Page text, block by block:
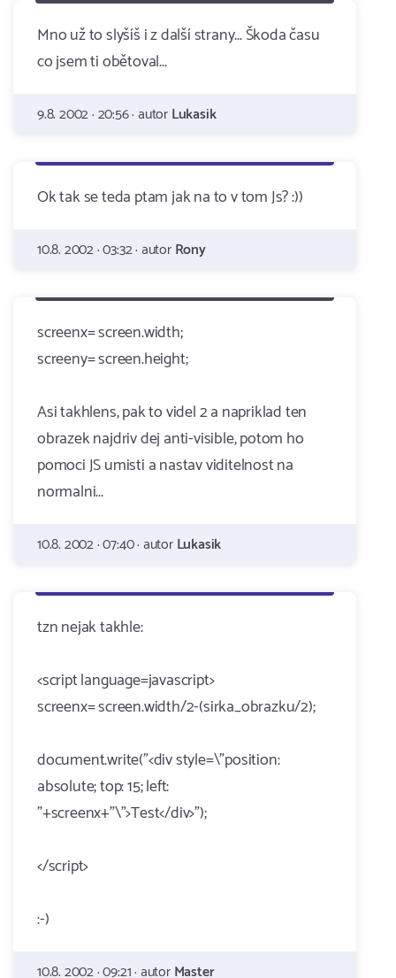
Mno už to slyšíš i z další strany... Škoda času
co jsem ti obětoval...
9.8. 2002 · 20:56 · autorLukasik
Ok tak se teda ptam jak na to v tom Js? :))
10.8. 2002 · 03:32 · autorRony
screenx= screen.width;
screeny= screen.height;
Asi takhlens, pak to videl 2 a napriklad ten
obrazek najdriv dej anti-visible, potom ho
pomoci JS umisti a nastav viditelnost na
normalni...
10.8. 2002 · 07:40 · autorLukasik
tzn nejak takhle:
<script language=javascript>
screenx= screen.width/2-(sirka_obrazku/2);
document.write("<div style=\"position:
absolute; top: 15; left:
"+screenx+"\">Test</div>");
</script>
:-)
10.8. 2002 · 09:21 · autorMaster